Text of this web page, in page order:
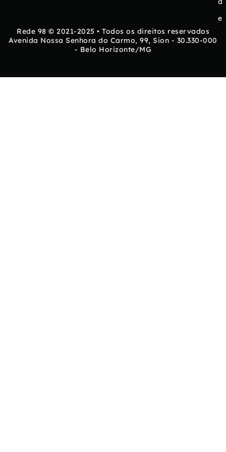
e
Rede 98 © 2021-2025 • Todos os direitos reservados
Avenida Nossa Senhora do Carmo, 99, Sion - 30.330-000
- Belo Horizonte/MG